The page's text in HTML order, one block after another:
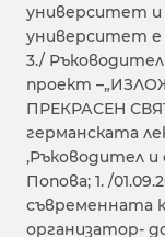
университет и
университет е
3./
проект
ПРЕКРАСЕН
германската
,Ръководител и
Попова; 1. /
съвременната
организатор-